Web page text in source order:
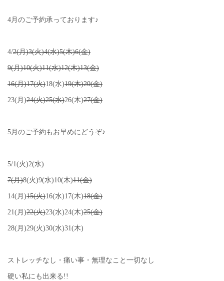
4月のご予約承っております♪
4/2(月)3(火)4(水)5(木)6(金)
9(月)10(火)11(水)12(木)13(金)
16(月)17(火)18(水)19(木)20(金)
23(月)24(火)25(水)26(木)27(金)
5月のご予約もお早めにどうぞ♪
5/1(火)2(水)
7(月)8(火)9(水)10(木)11(金)
14(月)15(火)16(水)17(木)18(金)
21(月)22(火)23(水)24(木)25(金)
28(月)29(火)30(水)31(木)
ストレッチなし・痛い事・無理なこと一切なし
硬い私にも出来る!!